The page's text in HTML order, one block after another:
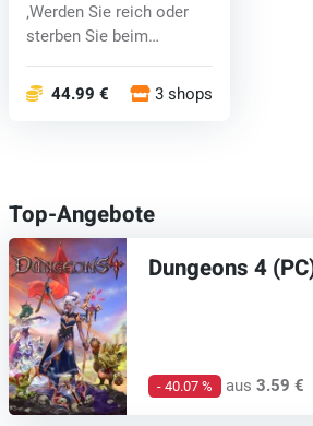
‚Werden Sie reich oder
sterben Sie beim
44.99 € 3 shops
Top-Angebote
Dungeons 4
- 40.07 % aus3.59 €